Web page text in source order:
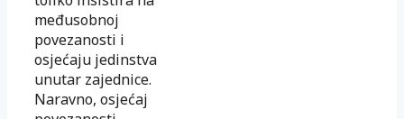
međusobnoj
povezanosti i
osjećaju jedinstva
unutar zajednice.
Naravno, osjećaj